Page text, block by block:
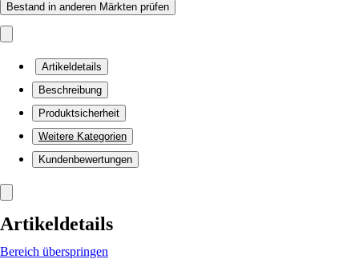
Bestand in anderen Märkten prüfen
Artikeldetails
Beschreibung
Produktsicherheit
Weitere Kategorien
Kundenbewertungen
Artikeldetails
Bereich überspringen